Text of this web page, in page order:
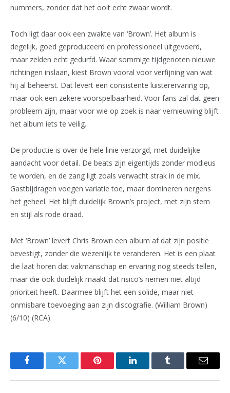
nummers, zonder dat het ooit echt zwaar wordt.
Toch ligt daar ook een zwakte van ‘Brown’. Het album is
degelijk, goed geproduceerd en professioneel uitgevoerd,
maar zelden echt gedurfd. Waar sommige tijdgenoten nieuwe
richtingen inslaan, kiest Brown vooral voor verfijning van wat
hij al beheerst. Dat levert een consistente luisterervaring op,
maar ook een zekere voorspelbaarheid. Voor fans zal dat geen
probleem zijn, maar voor wie op zoek is naar vernieuwing blijft
het album iets te veilig.
De productie is over de hele linie verzorgd, met duidelijke
aandacht voor detail. De beats zijn eigentijds zonder modieus
te worden, en de zang ligt zoals verwacht strak in de mix.
Gastbijdragen voegen variatie toe, maar domineren nergens
het geheel. Het blijft duidelijk Brown’s project, met zijn stem
en stijl als rode draad.
Met ‘Brown’ levert Chris Brown een album af dat zijn positie
bevestigt, zonder die wezenlijk te veranderen. Het is een plaat
die laat horen dat vakmanschap en ervaring nog steeds tellen,
maar die ook duidelijk maakt dat risico’s nemen niet altijd
prioriteit heeft. Daarmee blijft het een solide, maar niet
onmisbare toevoeging aan zijn discografie. (William Brown)
(6/10) (RCA)
FacebookTwitter Pinterest LinkedInTumblr Email